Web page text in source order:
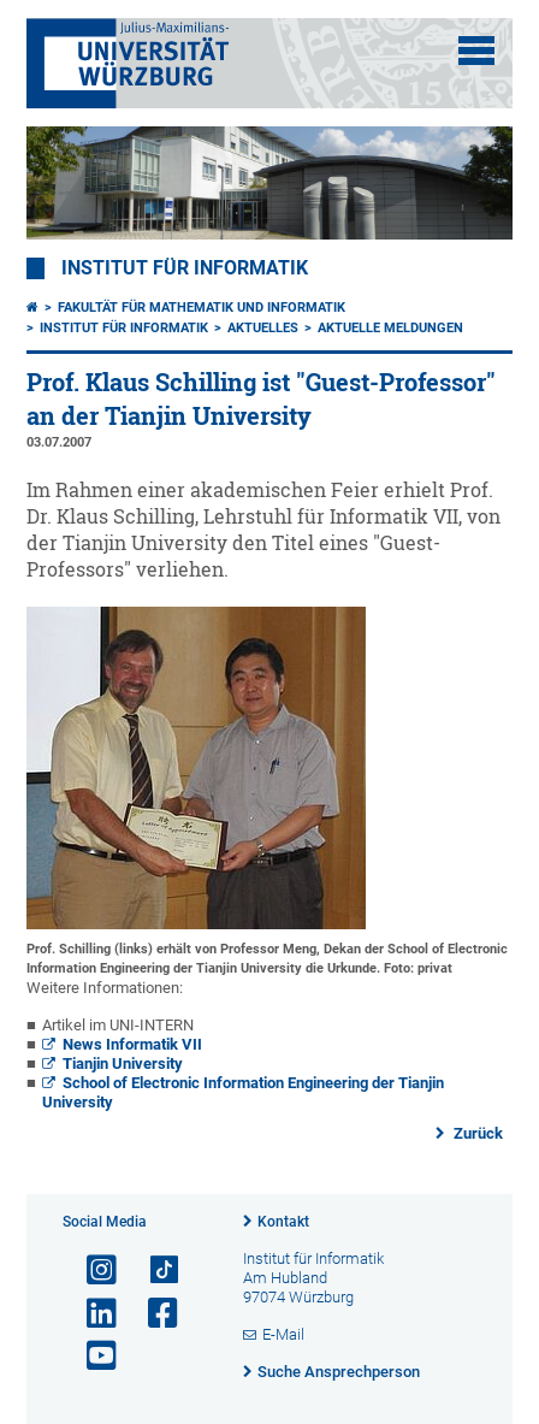
INSTITUT FÜR INFORMATIK
FAKULTÄT FÜR MATHEMATIK UND INFORMATIK
INSTITUT FÜR INFORMATIK
AKTUELLES AKTUELLE MELDUNGEN
Prof. Klaus Schilling ist "Guest-Professor"
an der Tianjin University
03.07.2007
Im Rahmen einer akademischen Feier erhielt Prof.
Dr. Klaus Schilling, Lehrstuhl für Informatik VII, von
der Tianjin University den Titel eines "Guest-
Professors" verliehen.
Prof. Schilling (links) erhält von Professor Meng, Dekan der School of Electronic
Information Engineering der Tianjin University die Urkunde. Foto: privat
Weitere Informationen:
Artikel im UNI-INTERN
News Informatik VII
Tianjin University
School of Electronic Information Engineering der Tianjin
University
Zurück
Social Media Kontakt
Institut für Informatik
Am Hubland
97074 Würzburg
E-Mail
Suche Ansprechperson